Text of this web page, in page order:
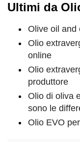
Ultimi da
Olive oil and
Olio
online
Olio
produttore
Olio di oliva
sono le
Olio EVO